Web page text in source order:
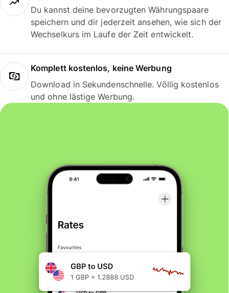
Du kannst deine bevorzugten Währungspaare
speichern und dir jederzeit ansehen, wie sich der
Wechselkurs im Laufe der Zeit entwickelt.
Komplett kostenlos, keine Werbung
Download in Sekundenschnelle. Völlig kostenlos
und ohne lästige Werbung.